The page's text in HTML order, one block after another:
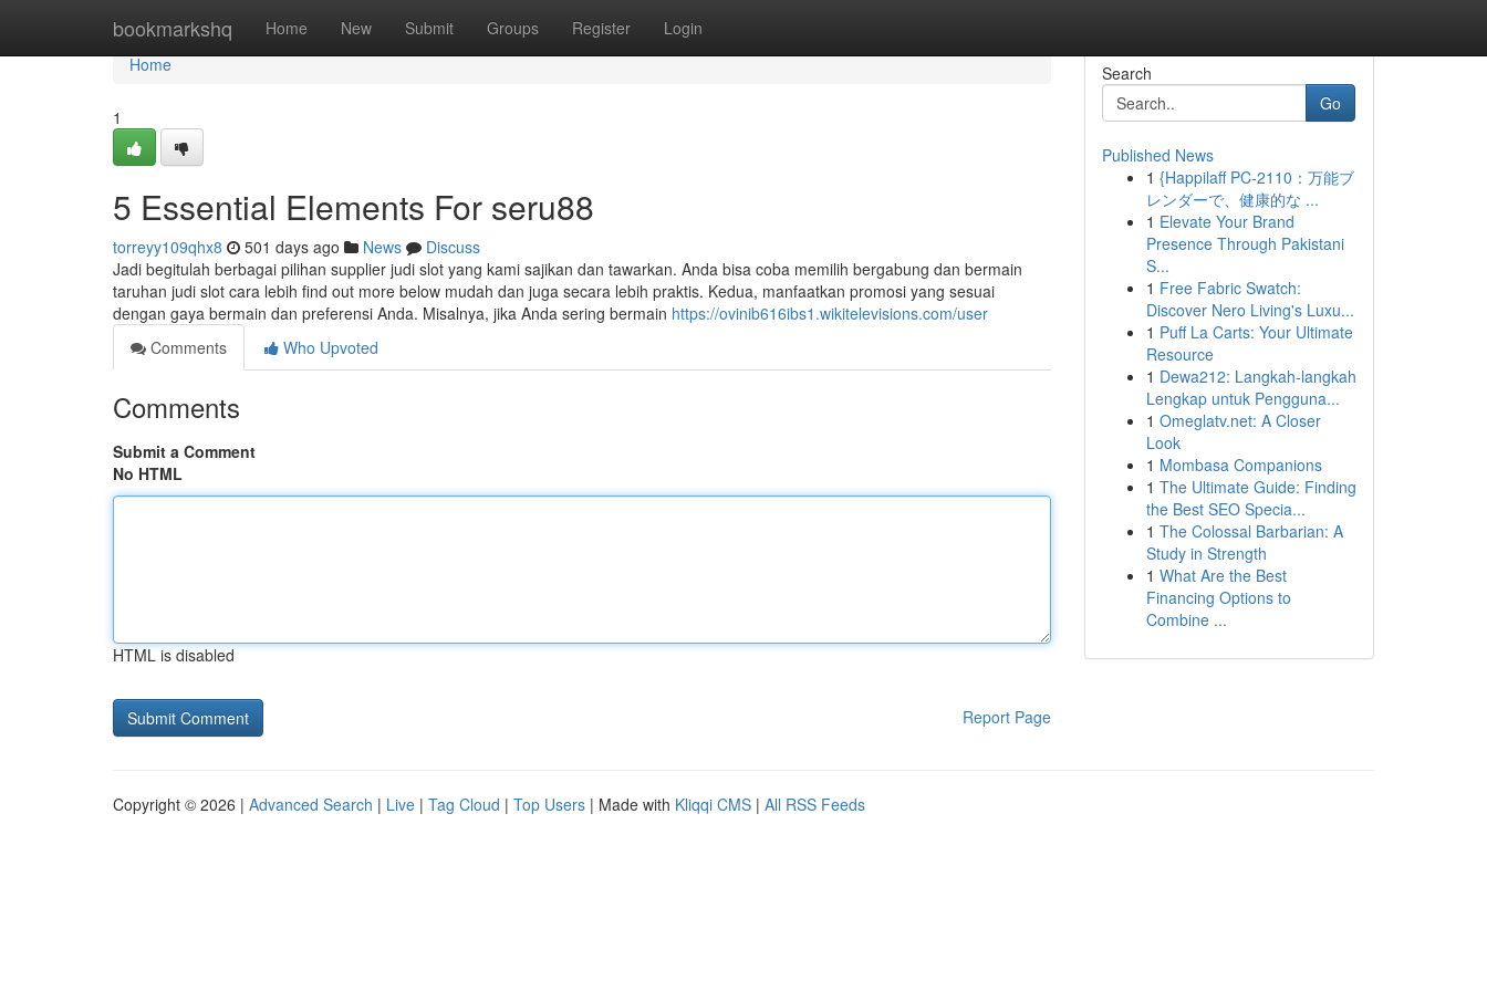
bookmarkshq Home New Submit Groups Register Login
Home
Home
1
5 Essential Elements For seru88
torreyy109qhx8 501 days ago News
Discuss
Jadi begitulah berbagai pilihan supplier judi slot yang kami sajikan dan tawarkan. Anda bisa coba memilih bergabung dan bermain
taruhan judi slot cara lebih find out more below mudah dan juga secara lebih praktis. Kedua, manfaatkan promosi yang sesuai
dengan gaya bermain dan preferensi Anda. Misalnya, jika Anda sering bermain https://ovinib616ibs1.wikitelevisions.com/user
Comments
Who Upvoted
Comments
Submit a Comment
No HTML
HTML is disabled
Report Page
Search
Go
Published News
1 {Happilaff PC-2110：万能ブ
レンダーで、健康的な ...
1 Elevate Your Brand
Presence Through Pakistani
S...
1 Free Fabric Swatch:
Discover Nero Living's Luxu...
1 Puff La Carts: Your Ultimate
Resource
1 Dewa212: Langkah-langkah
Lengkap untuk Pengguna...
1 Omeglatv.net: A Closer
Look
1 Mombasa Companions
1 The Ultimate Guide: Finding
the Best SEO Specia...
1 The Colossal Barbarian: A
Study in Strength
1 What Are the Best
Financing Options to
Combine ...
Copyright © 2026 | Advanced Search | Live | Tag Cloud | Top Users | Made with Kliqqi CMS | All RSS Feeds